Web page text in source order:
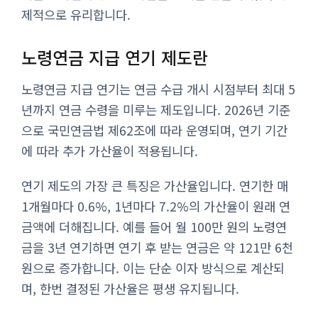
제적으로 유리합니다.
노령연금 지급 연기 제도란
노령연금 지급 연기는 연금 수급 개시 시점부터 최대 5
년까지 연금 수령을 미루는 제도입니다. 2026년 기준
으로 국민연금법 제62조에 따라 운영되며, 연기 기간
에 따라 추가 가산율이 적용됩니다.
연기 제도의 가장 큰 특징은 가산율입니다. 연기한 매
1개월마다 0.6%, 1년마다 7.2%의 가산율이 원래 연
금액에 더해집니다. 예를 들어 월 100만 원의 노령연
금을 3년 연기하면 연기 후 받는 연금은 약 121만 6천
원으로 증가합니다. 이는 단순 이자 방식으로 계산되
며, 한번 결정된 가산율은 평생 유지됩니다.